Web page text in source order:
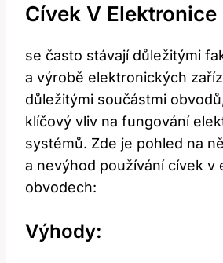
Cívek V Elektronice
se často stávají důležitými
a výrobě elektronických
důležitými součástmi
klíčový vliv na fungování
systémů. Zde je pohled na
a nevýhod používání cívek v
obvodech:
Výhody: